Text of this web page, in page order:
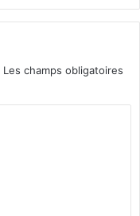
Les champs obligatoires